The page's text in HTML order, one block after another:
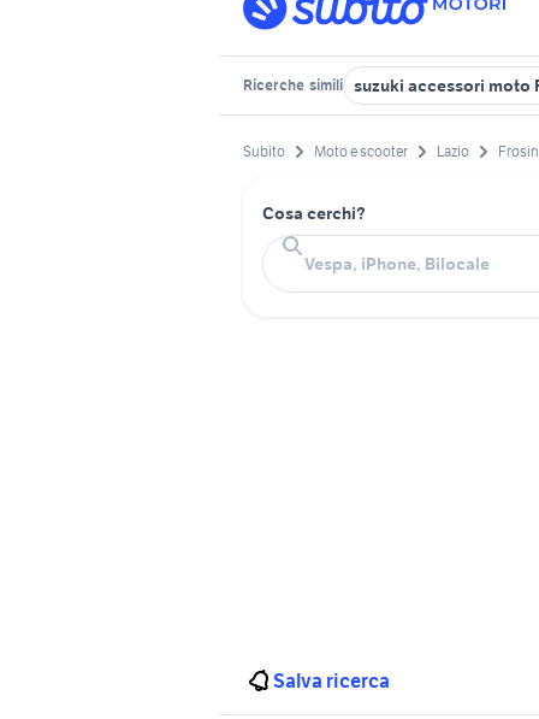
Ricerche simili suzuki accessori moto
Subito Moto e scooter Lazio
Cosa cerchi?
Salva ricerca